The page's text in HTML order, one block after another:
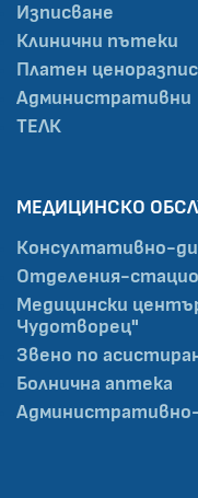
Изписване
Клинични пътеки
Платен ценоразпис
Административни
ТЕЛК
МЕДИЦИНСКО
Консултативно-
Отделения-
Медицински
Чудотворец"
Звено по
Болнична аптека